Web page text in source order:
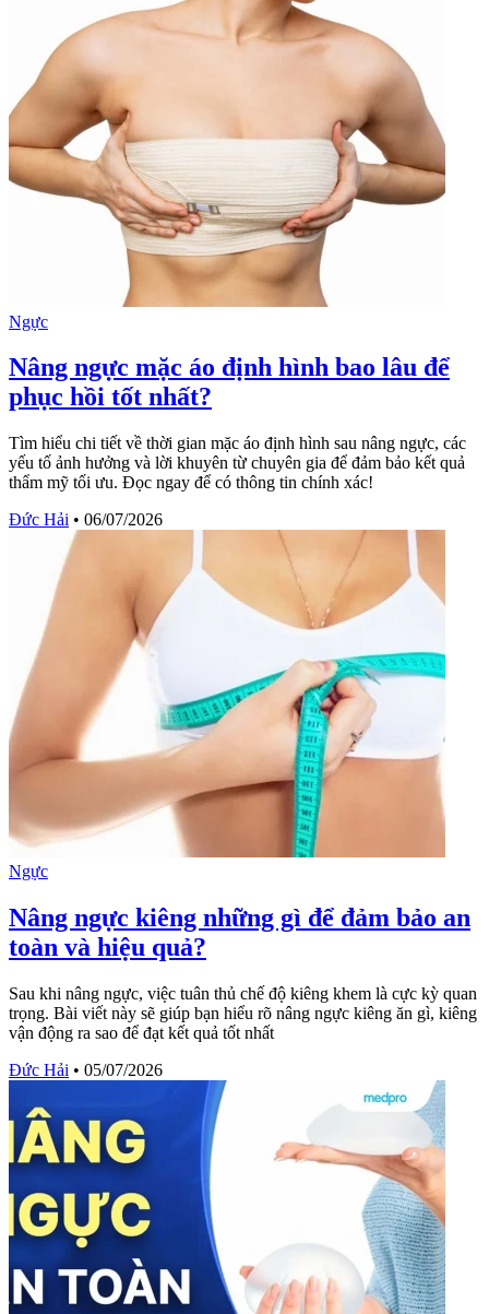
Ngực
Nâng ngực mặc áo định hình bao lâu để
phục hồi tốt nhất?
Tìm hiểu chi tiết về thời gian mặc áo định hình sau nâng ngực, các
yếu tố ảnh hưởng và lời khuyên từ chuyên gia để đảm bảo kết quả
thẩm mỹ tối ưu. Đọc ngay để có thông tin chính xác!
Đức Hải • 06/07/2026
Ngực
Nâng ngực kiêng những gì để đảm bảo an
toàn và hiệu quả?
Sau khi nâng ngực, việc tuân thủ chế độ kiêng khem là cực kỳ quan
trọng. Bài viết này sẽ giúp bạn hiểu rõ nâng ngực kiêng ăn gì, kiêng
vận động ra sao để đạt kết quả tốt nhất
Đức Hải • 05/07/2026